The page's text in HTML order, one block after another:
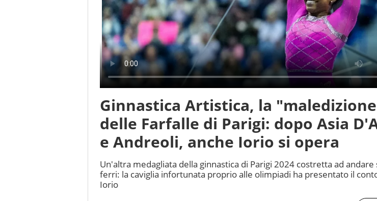
Ginnastica Artistica, la
delle Farfalle di Parigi: dopo Asia
e Andreoli, anche Iorio si opera
Un'altra medagliata della ginnastica di Parigi 2024 costretta ad andare
ferri: la caviglia infortunata proprio alle olimpiadi ha presentato il
Iorio